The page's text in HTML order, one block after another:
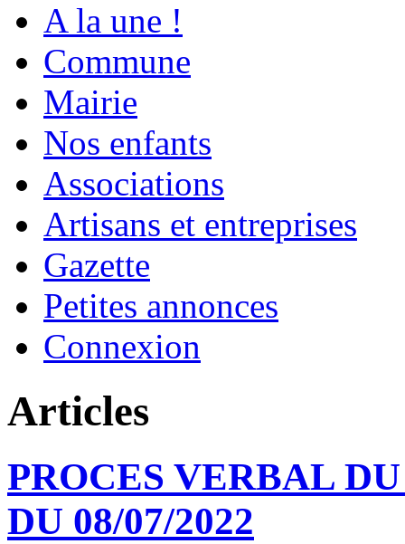
A la une !
Commune
Mairie
Nos enfants
Associations
Artisans et entreprises
Gazette
Petites annonces
Connexion
Articles
PROCES VERBAL
DU 08/07/2022